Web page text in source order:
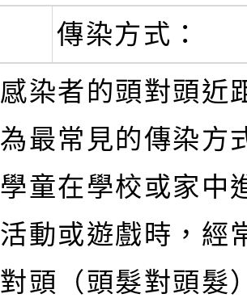
傳染方式：
感染者的頭對頭近
為最常見的傳染方
學童在學校或家中
活動或遊戲時，經
對頭（頭髮對頭髮